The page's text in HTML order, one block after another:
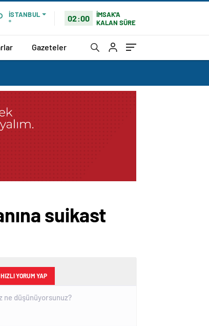
İSTANBUL
°
02:00
İMSAK'A
KALAN SÜRE
Gazeteler
suikast
HIZLI YORUM YAP